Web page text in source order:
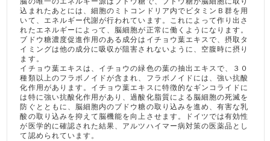
込まれたあとには、細胞のミトコンドリア内でビタミンＢ群を用
いて、エネルギー代謝が行われています。これによって作り出さ
れたエネルギーによって、脳細胞が正常に働くようになります。
ブドウ糖濃度促進作用のある成分はイチョウ葉エキスで、摂取タ
イミングは他の成分に吸収が阻害されないように、空腹時に摂り
ます。
イチョウ葉エキスは、イチョウの緑色の葉の抽出エキスで、３０
種類以上のフラボノイドが含まれ、フラボノイドには、強い抗酸
化作用があります。イチョウ葉エキスに特徴的なギンコライドに
は特に強い抗酸化作用があり、過酸化脂質による脳細胞の死滅を
防ぐとともに、脳細胞内のブドウ糖の取り込みを進め、有害な乳
酸の取り込みを抑えて脳機能を向上させます。ドイツでは有効性
が医学的に確認された結果、アルツハイマー病対策の医薬品とし
て認められています。